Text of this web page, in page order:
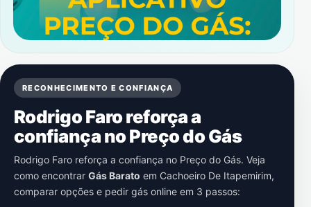
RECONHECIMENTO E CONFIANÇA
Rodrigo Faro reforça a
confiança no Preço do Gás
Rodrigo Faro reforça a confiança no Preço do Gás. Veja
como encontrar Gás Barato em Cachoeiro De Itapemirim,
comparar opções e pedir gás online em 3 passos: